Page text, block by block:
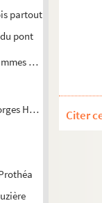
partout
du pont
et divers
Herbert
Citer